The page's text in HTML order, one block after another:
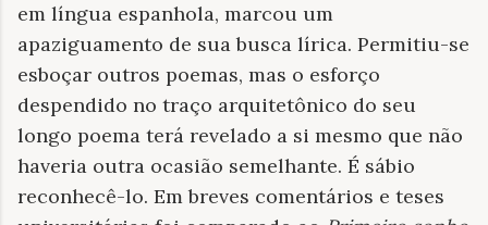
em língua espanhola, marcou um
apaziguamento de sua busca lírica. Permitiu-se
esboçar outros poemas, mas o esforço
despendido no traço arquitetônico do seu
longo poema terá revelado a si mesmo que não
haveria outra ocasião semelhante. É sábio
reconhecê-lo. Em breves comentários e teses